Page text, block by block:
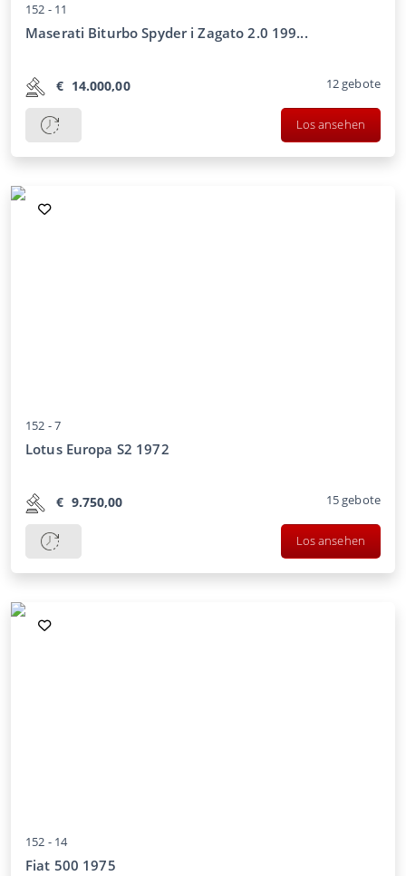
152 - 11
Maserati Biturbo Spyder i Zagato 2.0 199...
€ 14.000,00 12gebote
Los ansehen
152 -7
Lotus Europa S2 1972
€ 9.750,00 15gebote
Los ansehen
152 - 14
Fiat 500 1975